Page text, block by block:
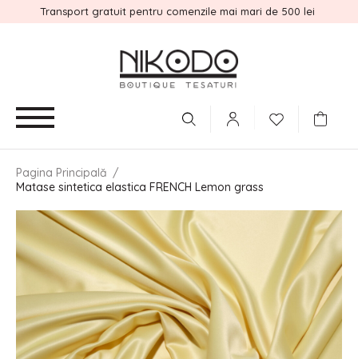
Transport gratuit pentru comenzile mai mari de 500 lei
Pagina Principală /
Matase sintetica elastica FRENCH Lemon grass